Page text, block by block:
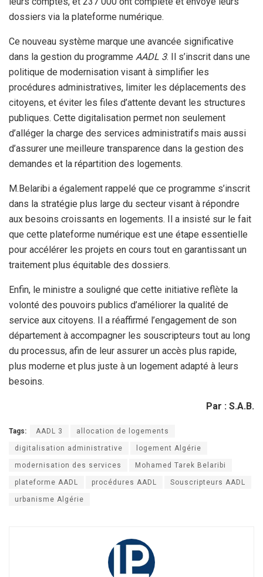
dossiers via la plateforme numérique.
Ce nouveau système marque une avancée significative
dans la gestion du programme AADL 3. Il s’inscrit dans une
politique de modernisation visant à simplifier les
procédures administratives, limiter les déplacements des
citoyens, et éviter les files d’attente devant les structures
publiques. Cette digitalisation permet non seulement
d’alléger la charge des services administratifs mais aussi
d’assurer une meilleure transparence dans la gestion des
demandes et la répartition des logements.
M.Belaribi a également rappelé que ce programme s’inscrit
dans la stratégie plus large du secteur visant à répondre
aux besoins croissants en logements. Il a insisté sur le fait
que cette plateforme numérique est une étape essentielle
pour accélérer les projets en cours tout en garantissant un
traitement plus équitable des dossiers.
Enfin, le ministre a souligné que cette initiative reflète la
volonté des pouvoirs publics d’améliorer la qualité de
service aux citoyens. Il a réaffirmé l’engagement de son
département à accompagner les souscripteurs tout au long
du processus, afin de leur assurer un accès plus rapide,
plus moderne et plus juste à un logement adapté à leurs
besoins.
Par : S.A.B.
Tags: AADL 3 allocation de logements
digitalisation administrative logement Algérie
modernisation des services Mohamed Tarek Belaribi
plateforme AADL procédures AADL Souscripteurs AADL
urbanisme Algérie